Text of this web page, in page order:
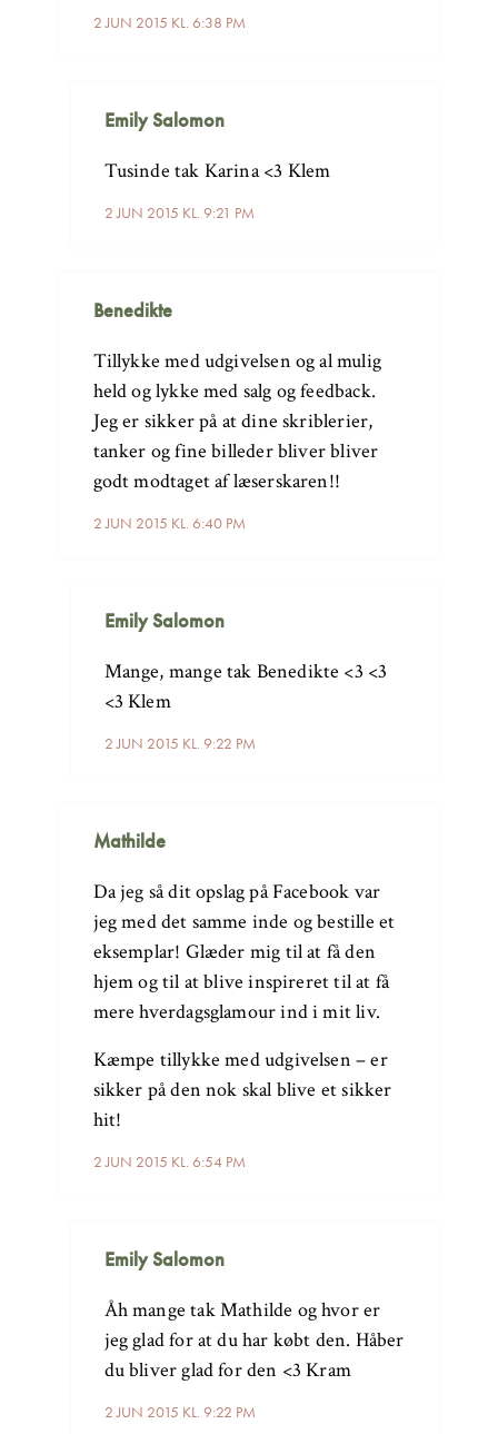
2 JUN 2015 KL. 6:38 PM
Emily Salomon
2 JUN 2015 KL. 9:21 PM
Tusinde tak Karina <3 Klem
Benedikte
2 JUN 2015 KL. 6:40 PM
Tillykke med udgivelsen og al mulig
held og lykke med salg og feedback.
Jeg er sikker på at dine skriblerier,
tanker og fine billeder bliver bliver
godt modtaget af læserskaren!!
Emily Salomon
2 JUN 2015 KL. 9:22 PM
Mange, mange tak Benedikte <3 <3
<3 Klem
Mathilde
2 JUN 2015 KL. 6:54 PM
Da jeg så dit opslag på Facebook var
jeg med det samme inde og bestille et
eksemplar! Glæder mig til at få den
hjem og til at blive inspireret til at få
mere hverdagsglamour ind i mit liv.
Kæmpe tillykke med udgivelsen – er
sikker på den nok skal blive et sikker
hit!
Emily Salomon
2 JUN 2015 KL. 9:22 PM
Åh mange tak Mathilde og hvor er
jeg glad for at du har købt den. Håber
du bliver glad for den <3 Kram